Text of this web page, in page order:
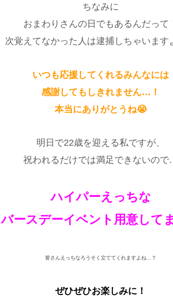
ちなみに
おまわりさんの日でもあるんだって
次覚えてなかった人は逮捕しちゃいます
いつも応援してくれるみんなには
感謝してもしきれません…！
本当にありがとうね😭
明日で22歳を迎える私ですが、
祝われるだけでは満足できないの
ハイパーえっちな
バースデーイベント用意して
皆さんえっちなろうそく立ててくれますよね…？
ぜひぜひお楽しみに！